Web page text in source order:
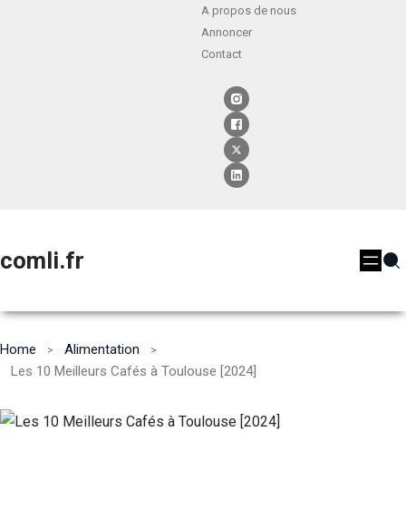
A propos de nous
Annoncer
Contact
comli.fr
Home
Alimentation
Les 10 Meilleurs Cafés à Toulouse [2024]